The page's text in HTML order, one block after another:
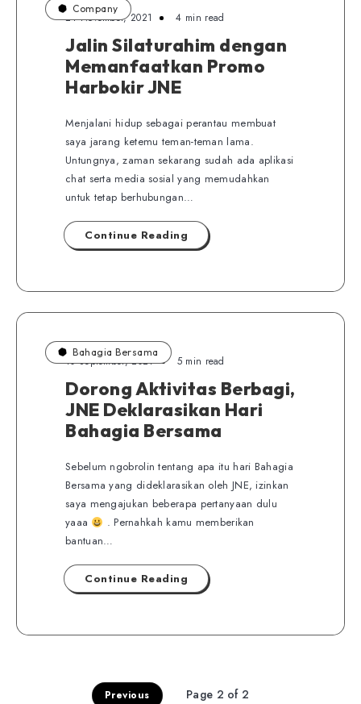
Company
24 November, 2021 4 min read
Jalin Silaturahim dengan
Memanfaatkan Promo
Harbokir JNE
Menjalani hidup sebagai perantau membuat
saya jarang ketemu teman-teman lama.
Untungnya, zaman sekarang sudah ada aplikasi
chat serta media sosial yang memudahkan
untuk tetap berhubungan…
Continue Reading
Bahagia Bersama
10 September, 2021 5 min read
Dorong Aktivitas Berbagi,
JNE Deklarasikan Hari
Bahagia Bersama
Sebelum ngobrolin tentang apa itu hari Bahagia
Bersama yang dideklarasikan oleh JNE, izinkan
saya mengajukan beberapa pertanyaan dulu
yaaa
. Pernahkah kamu memberikan
bantuan…
Continue Reading
Previous Page 2 of 2